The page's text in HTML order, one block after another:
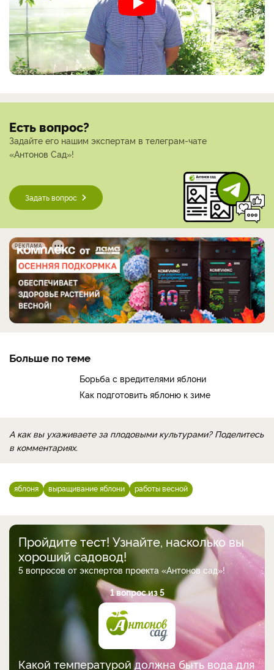
Есть вопрос?
Задайте его нашим экспертам в телеграм-чате
«Антонов Сад»!
Задать вопрос
РЕКЛАМА
Больше по теме
Борьба с вредителями яблони
Как подготовить яблоню к зиме
А как вы ухаживаете за плодовыми культурами? Поделитесь
в комментариях.
яблоня выращивание яблони работы весной
Пройдите тест! Узнайте, насколько вы
хороший садовод!
5 вопросов от экспертов проекта «Антонов сад»!
1 вопрос из 5
Какой температурой должна быть вода для